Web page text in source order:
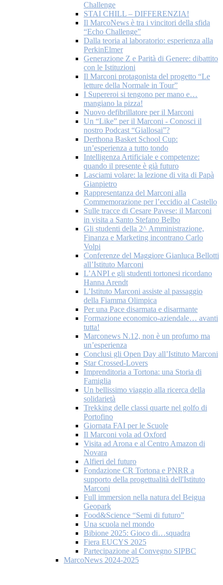
Challenge
STAI CHILL – DIFFERENZIA!
Il MarcoNews è tra i vincitori della sfida
“Echo Challenge”
Dalla teoria al laboratorio: esperienza alla
PerkinElmer
Generazione Z e Parità di Genere: dibattito
con le Istituzioni
Il Marconi protagonista del progetto “Le
letture della Normale in Tour”
I Supereroi si tengono per mano e…
mangiano la pizza!
Nuovo defibrillatore per il Marconi
Un “Like” per il Marconi - Conosci il
nostro Podcast “Giallosai”?
Derthona Basket School Cup:
un’esperienza a tutto tondo
Intelligenza Artificiale e competenze:
quando il presente è già futuro
Lasciami volare: la lezione di vita di Papà
Gianpietro
Rappresentanza del Marconi alla
Commemorazione per l’eccidio al Castello
Sulle tracce di Cesare Pavese: il Marconi
in visita a Santo Stefano Belbo
Gli studenti della 2^ Amministrazione,
Finanza e Marketing incontrano Carlo
Volpi
Conferenze del Maggiore Gianluca Bellotti
all’Istituto Marconi
L’ANPI e gli studenti tortonesi ricordano
Hanna Arendt
L’Istituto Marconi assiste al passaggio
della Fiamma Olimpica
Per una Pace disarmata e disarmante
Formazione economico-aziendale… avanti
tutta!
Marconews N.12, non è un profumo ma
un’esperienza
Conclusi gli Open Day all’Istituto Marconi
Star Crossed-Lovers
Imprenditoria a Tortona: una Storia di
Famiglia
Un bellissimo viaggio alla ricerca della
solidarietà
Trekking delle classi quarte nel golfo di
Portofino
Giornata FAI per le Scuole
Il Marconi vola ad Oxford
Visita ad Arona e al Centro Amazon di
Novara
Alfieri del futuro
Fondazione CR Tortona e PNRR a
supporto della progettualità dell'Istituto
Marconi
Full immersion nella natura del Beigua
Geopark
Food&Science “Semi di futuro”
Una scuola nel mondo
Bibione 2025: Gioco di…squadra
Fiera EUCYS 2025
Partecipazione al Convegno SIPBC
MarcoNews 2024-2025